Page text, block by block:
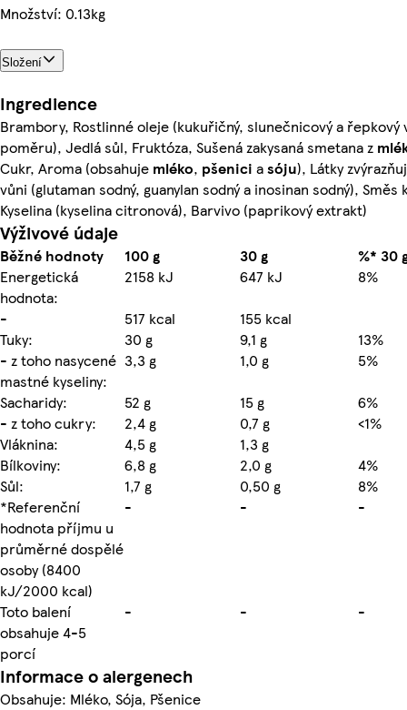
Množství: 0.13kg
Složení
Ingredience
Brambory, Rostlinné oleje (kukuřičný, slunečnicový a řepkový
poměru), Jedlá sůl, Fruktóza, Sušená zakysaná smetana z
Cukr, Aroma (obsahuje mléko, pšenici asóju), Látky
vůni (glutaman sodný, guanylan sodný a inosinan sodný), Směs
Kyselina (kyselina citronová), Barvivo (paprikový extrakt)
Výživové údaje
Běžné hodnoty 100 g 30 g
%* 30
Energetická
hodnota:
2158 kJ 647 kJ
8%
-
517 kcal
155 kcal
Tuky:
30 g 9,1 g
13%
- z toho nasycené
mastné kyseliny:
3,3 g 1,0 g
5%
Sacharidy:
52 g 15 g
6%
- z toho cukry:
2,4 g 0,7 g
<1%
Vláknina:
4,5 g
1,3 g
Bílkoviny:
6,8 g 2,0 g
4%
Sůl:
1,7 g 0,50 g
8%
*Referenční
hodnota příjmu u
průměrné dospělé
osoby (8400
kJ/2000 kcal)
- - -
Toto balení
obsahuje 4-5
porcí
- - -
Informace o alergenech
Obsahuje: Mléko, Sója, Pšenice